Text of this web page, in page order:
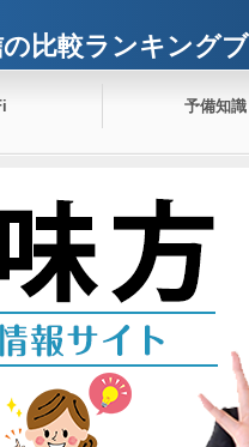
比較ランキング
予備知識